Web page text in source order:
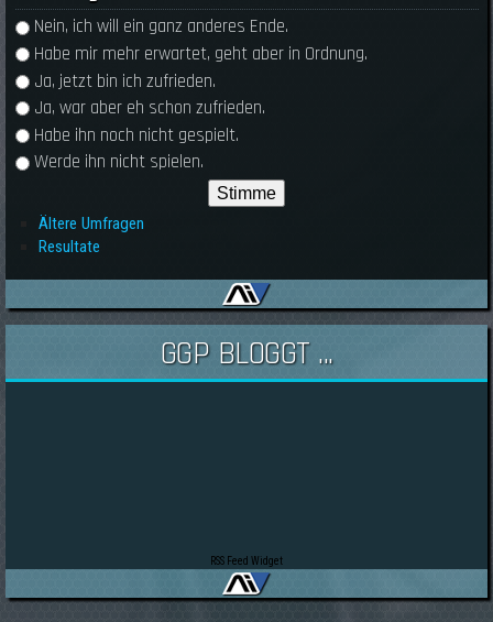
Auswahlmöglichkeiten
Nein, ich will ein ganz anderes Ende.
Habe mir mehr erwartet, geht aber in Ordnung.
Ja, jetzt bin ich zufrieden.
Ja, war aber eh schon zufrieden.
Habe ihn noch nicht gespielt.
Werde ihn nicht spielen.
Ältere Umfragen
Resultate
GGP BLOGGT ...
RSS Feed Widget